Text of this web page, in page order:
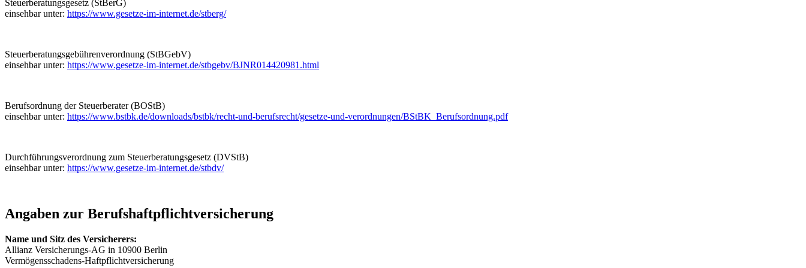
Steuerberatungsgesetz (StBerG)
einsehbar unter: https://www.gesetze-im-internet.de/stberg/
Steuerberatungsgebührenverordnung (StBGebV)
einsehbar unter: https://www.gesetze-im-internet.de/stbgebv/BJNR014420981.html
Berufsordnung der Steuerberater (BOStB)
einsehbar unter: https://www.bstbk.de/downloads/bstbk/recht-und-berufsrecht/gesetze-und-verordnungen/BStBK_Berufsordnung.pdf
Durchführungsverordnung zum Steuerberatungsgesetz (DVStB)
einsehbar unter: https://www.gesetze-im-internet.de/stbdv/
Angaben zur Berufs­haftpflicht­versicherung
Name und Sitz des Versicherers:
Allianz Versicherungs-AG in 10900 Berlin
Vermögensschadens-Haftpflichtversicherung